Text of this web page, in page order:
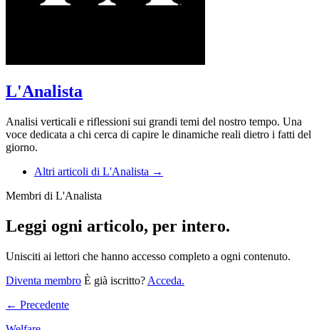
L'Analista
Analisi verticali e riflessioni sui grandi temi del nostro tempo. Una
voce dedicata a chi cerca di capire le dinamiche reali dietro i fatti del
giorno.
Altri articoli di L'Analista →
Membri di L'Analista
Leggi ogni articolo, per intero.
Unisciti ai lettori che hanno accesso completo a ogni contenuto.
Diventa membro È già iscritto? Acceda.
← Precedente